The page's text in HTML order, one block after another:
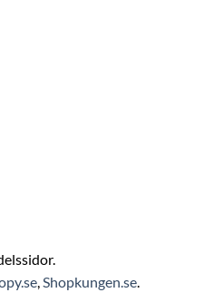
Shopkungen.se